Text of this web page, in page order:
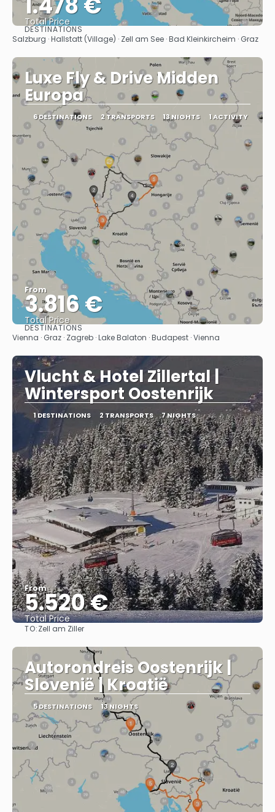
Total Price
See
DESTINATIONS
Salzburg · Hallstatt (Village) · Zell am See · Bad Kleinkircheim · Graz
Luxe Fly & Drive Midden
Europa
6 DESTINATIONS 2 TRANSPORTS 13 NIGHTS 1 ACTIVITY
From
3.816 €
Total Price
See
DESTINATIONS
Vienna · Graz · Zagreb · Lake Balaton · Budapest · Vienna
Vlucht & Hotel Zillertal |
Wintersport Oostenrijk
1 DESTINATIONS 2 TRANSPORTS 7 NIGHTS
From
5.520 €
Total Price
TO:Zell am Ziller
Autorondreis Oostenrijk |
Slovenië | Kroatië
5 DESTINATIONS 13 NIGHTS